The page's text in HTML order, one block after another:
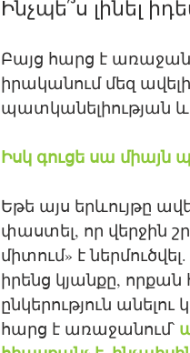
Ինչպե՞ս լինել
Բայց հարց է
իրականում մեզ
պատկանելիության և
Իսկ գուցե սա միայն
Եթե այս երևույթը
փաստել, որ վերջին
միտում» է
իրենց կյանքը,
ընկերություն
հարց է առաջանում՝